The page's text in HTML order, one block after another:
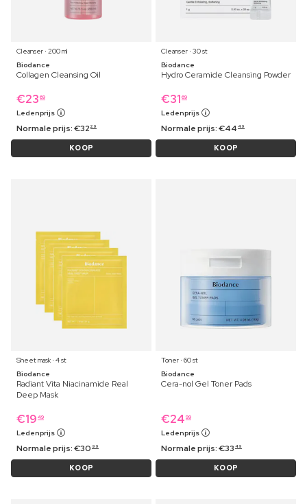
Cleanser ⋅ 200 ml
Biodance
Collagen Cleansing Oil
€23 69
Ledenprijs
Normale prijs:€32 29
KOOP
Cleanser ⋅ 30 st
Biodance
Hydro Ceramide Cleansing Powder
€31 69
Ledenprijs
Normale prijs:€44 49
KOOP
Sheet mask ⋅ 4 st
Biodance
Radiant Vita Niacinamide Real
Deep Mask
€19 49
Ledenprijs
Normale prijs:€30 99
KOOP
Toner ⋅ 60 st
Biodance
Cera-nol Gel Toner Pads
€24 99
Ledenprijs
Normale prijs:€33 49
KOOP